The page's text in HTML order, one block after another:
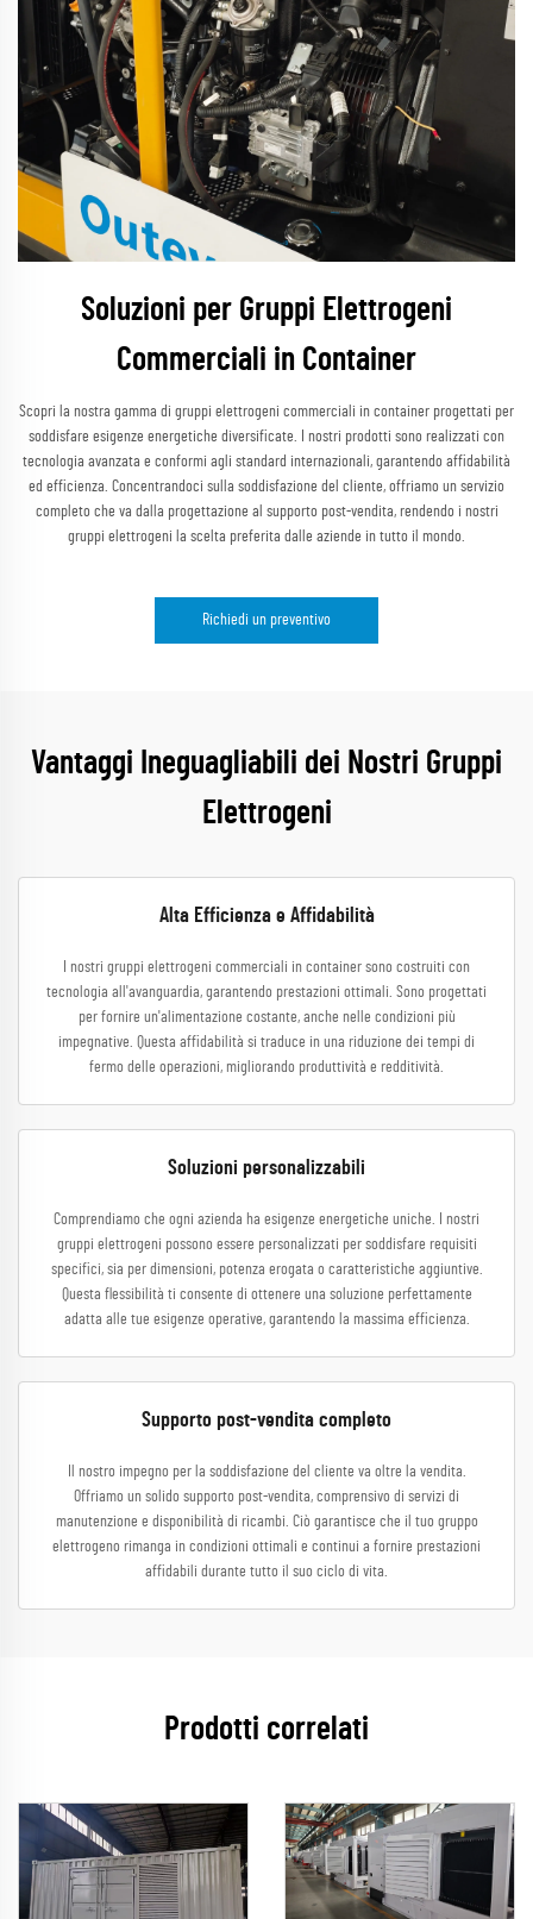
Soluzioni per Gruppi Elettrogeni
Commerciali in Container
Scopri la nostra gamma di gruppi elettrogeni commerciali in container progettati per
soddisfare esigenze energetiche diversificate. I nostri prodotti sono realizzati con
tecnologia avanzata e conformi agli standard internazionali, garantendo affidabilità
ed efficienza. Concentrandoci sulla soddisfazione del cliente, offriamo un servizio
completo che va dalla progettazione al supporto post-vendita, rendendo i nostri
gruppi elettrogeni la scelta preferita dalle aziende in tutto il mondo.
Richiedi un preventivo
Vantaggi Ineguagliabili dei Nostri Gruppi
Elettrogeni
Alta Efficienza e Affidabilità
I nostri gruppi elettrogeni commerciali in container sono costruiti con
tecnologia all'avanguardia, garantendo prestazioni ottimali. Sono progettati
per fornire un'alimentazione costante, anche nelle condizioni più
impegnative. Questa affidabilità si traduce in una riduzione dei tempi di
fermo delle operazioni, migliorando produttività e redditività.
Soluzioni personalizzabili
Comprendiamo che ogni azienda ha esigenze energetiche uniche. I nostri
gruppi elettrogeni possono essere personalizzati per soddisfare requisiti
specifici, sia per dimensioni, potenza erogata o caratteristiche aggiuntive.
Questa flessibilità ti consente di ottenere una soluzione perfettamente
adatta alle tue esigenze operative, garantendo la massima efficienza.
Supporto post-vendita completo
Il nostro impegno per la soddisfazione del cliente va oltre la vendita.
Offriamo un solido supporto post-vendita, comprensivo di servizi di
manutenzione e disponibilità di ricambi. Ciò garantisce che il tuo gruppo
elettrogeno rimanga in condizioni ottimali e continui a fornire prestazioni
affidabili durante tutto il suo ciclo di vita.
Prodotti correlati